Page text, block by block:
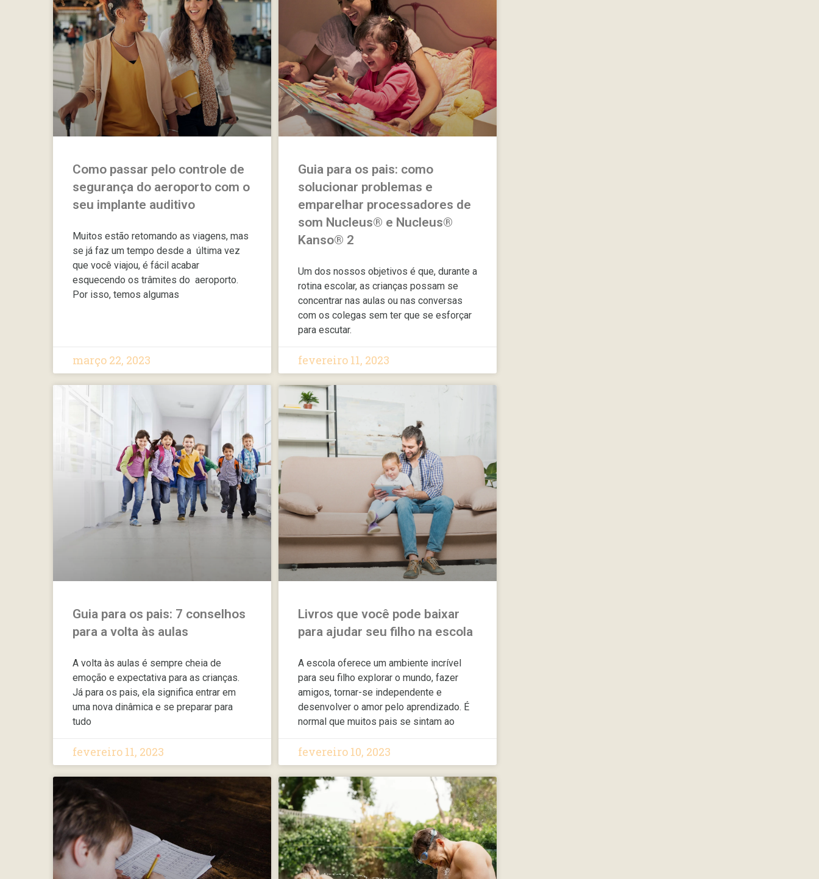
Como passar pelo controle de
segurança do aeroporto com o
seu implante auditivo
Muitos estão retomando as viagens, mas
se já faz um tempo desde a última vez
que você viajou, é fácil acabar
esquecendo os trâmites do aeroporto.
Por isso, temos algumas
março 22, 2023
Guia para os pais: como
solucionar problemas e
emparelhar processadores de
som Nucleus® e Nucleus®
Kanso® 2
Um dos nossos objetivos é que, durante a
rotina escolar, as crianças possam se
concentrar nas aulas ou nas conversas
com os colegas sem ter que se esforçar
para escutar.
fevereiro 11, 2023
Guia para os pais: 7 conselhos
para a volta às aulas
A volta às aulas é sempre cheia de
emoção e expectativa para as crianças.
Já para os pais, ela significa entrar em
uma nova dinâmica e se preparar para
tudo
fevereiro 11, 2023
Livros que você pode baixar
para ajudar seu filho na escola
A escola oferece um ambiente incrível
para seu filho explorar o mundo, fazer
amigos, tornar-se independente e
desenvolver o amor pelo aprendizado. É
normal que muitos pais se sintam ao
fevereiro 10, 2023